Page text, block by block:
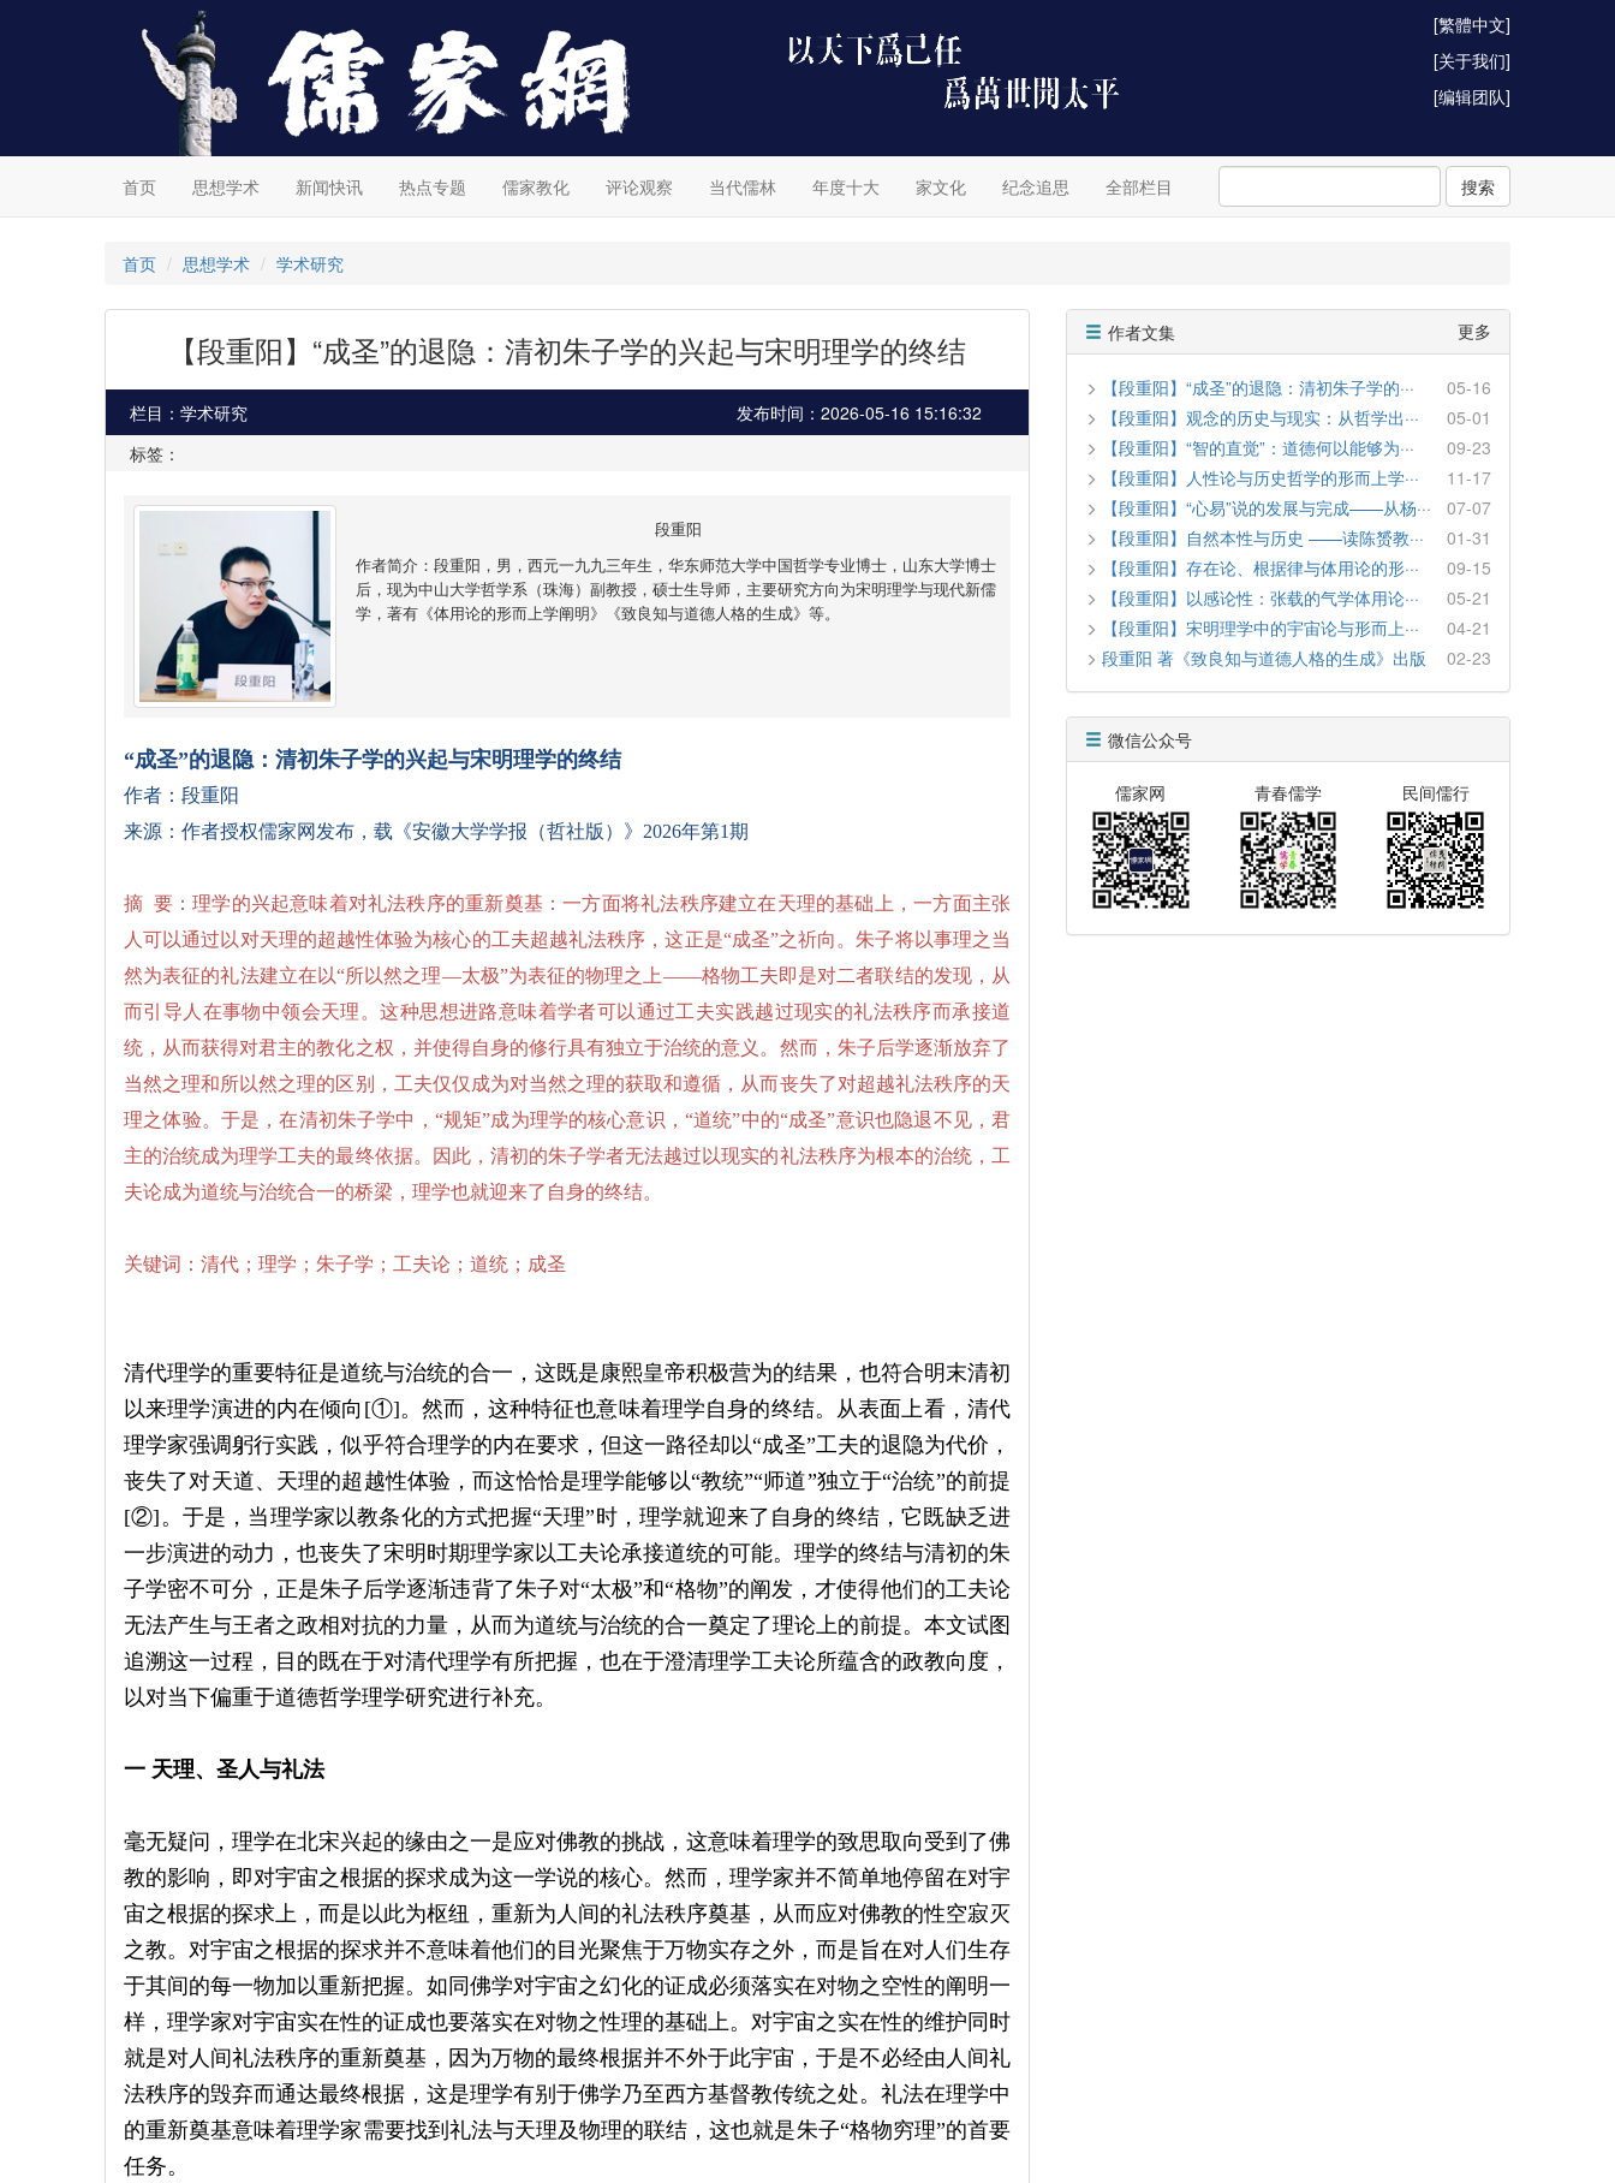
[繁體中文]
[关于我们]
[编辑团队]
首页 思想学术 新闻快讯 热点专题 儒家教化 评论观察 当代儒林 年度十大 家文化 纪念追思 全部栏目 搜索
首页 思想学术 学术研究
【段重阳】“成圣”的退隐：清初朱子学的兴起与宋明理学的终结
栏目：学术研究
发布时间：2026-05-16 15:16:32
标签：
段重阳
作者简介：段重阳，男，西元一九九三年生，华东师范大学中国哲学专业博士，山东大学博士
后，现为中山大学哲学系（珠海）副教授，硕士生导师，主要研究方向为宋明理学与现代新儒
学，著有《体用论的形而上学阐明》《致良知与道德人格的生成》等。
“成圣”的退隐：清初朱子学的兴起与宋明理学的终结
作者：段重阳
来源：作者授权儒家网发布，载《安徽大学学报（哲社版）》2026年第1期
摘 要：理学的兴起意味着对礼法秩序的重新奠基：一方面将礼法秩序建立在天理的基础上，一方面主张
人可以通过以对天理的超越性体验为核心的工夫超越礼法秩序，这正是“成圣”之祈向。朱子将以事理之当
然为表征的礼法建立在以“所以然之理—太极”为表征的物理之上——格物工夫即是对二者联结的发现，从
而引导人在事物中领会天理。这种思想进路意味着学者可以通过工夫实践越过现实的礼法秩序而承接道
统，从而获得对君主的教化之权，并使得自身的修行具有独立于治统的意义。然而，朱子后学逐渐放弃了
当然之理和所以然之理的区别，工夫仅仅成为对当然之理的获取和遵循，从而丧失了对超越礼法秩序的天
理之体验。于是，在清初朱子学中，“规矩”成为理学的核心意识，“道统”中的“成圣”意识也隐退不见，君
主的治统成为理学工夫的最终依据。因此，清初的朱子学者无法越过以现实的礼法秩序为根本的治统，工
夫论成为道统与治统合一的桥梁，理学也就迎来了自身的终结。
关键词：清代；理学；朱子学；工夫论；道统；成圣
清代理学的重要特征是道统与治统的合一，这既是康熙皇帝积极营为的结果，也符合明末清初
以来理学演进的内在倾向[①]。然而，这种特征也意味着理学自身的终结。从表面上看，清代
理学家强调躬行实践，似乎符合理学的内在要求，但这一路径却以“成圣”工夫的退隐为代价，
丧失了对天道、天理的超越性体验，而这恰恰是理学能够以“教统”“师道”独立于“治统”的前提
[②]。于是，当理学家以教条化的方式把握“天理”时，理学就迎来了自身的终结，它既缺乏进
一步演进的动力，也丧失了宋明时期理学家以工夫论承接道统的可能。理学的终结与清初的朱
子学密不可分，正是朱子后学逐渐违背了朱子对“太极”和“格物”的阐发，才使得他们的工夫论
无法产生与王者之政相对抗的力量，从而为道统与治统的合一奠定了理论上的前提。本文试图
追溯这一过程，目的既在于对清代理学有所把握，也在于澄清理学工夫论所蕴含的政教向度，
以对当下偏重于道德哲学理学研究进行补充。
一 天理、圣人与礼法
毫无疑问，理学在北宋兴起的缘由之一是应对佛教的挑战，这意味着理学的致思取向受到了佛
教的影响，即对宇宙之根据的探求成为这一学说的核心。然而，理学家并不简单地停留在对宇
宙之根据的探求上，而是以此为枢纽，重新为人间的礼法秩序奠基，从而应对佛教的性空寂灭
之教。对宇宙之根据的探求并不意味着他们的目光聚焦于万物实存之外，而是旨在对人们生存
于其间的每一物加以重新把握。如同佛学对宇宙之幻化的证成必须落实在对物之空性的阐明一
样，理学家对宇宙实在性的证成也要落实在对物之性理的基础上。对宇宙之实在性的维护同时
就是对人间礼法秩序的重新奠基，因为万物的最终根据并不外于此宇宙，于是不必经由人间礼
法秩序的毁弃而通达最终根据，这是理学有别于佛学乃至西方基督教传统之处。礼法在理学中
的重新奠基意味着理学家需要找到礼法与天理及物理的联结，这也就是朱子“格物穷理”的首要
任务。
作者文集 更多
【段重阳】“成圣”的退隐：清初朱子学的···
05-16
【段重阳】观念的历史与现实：从哲学出···
05-01
【段重阳】“智的直觉”：道德何以能够为···
09-23
【段重阳】人性论与历史哲学的形而上学···
11-17
【段重阳】“心易”说的发展与完成——从杨···
07-07
【段重阳】自然本性与历史 ——读陈赟教···
01-31
【段重阳】存在论、根据律与体用论的形···
09-15
【段重阳】以感论性：张载的气学体用论···
05-21
【段重阳】宋明理学中的宇宙论与形而上···
04-21
段重阳 著《致良知与道德人格的生成》出版
02-23
微信公众号
儒家网 青春儒学 民间儒行